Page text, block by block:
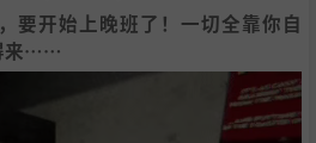
要开始上晚班了！一切全靠你自
来……